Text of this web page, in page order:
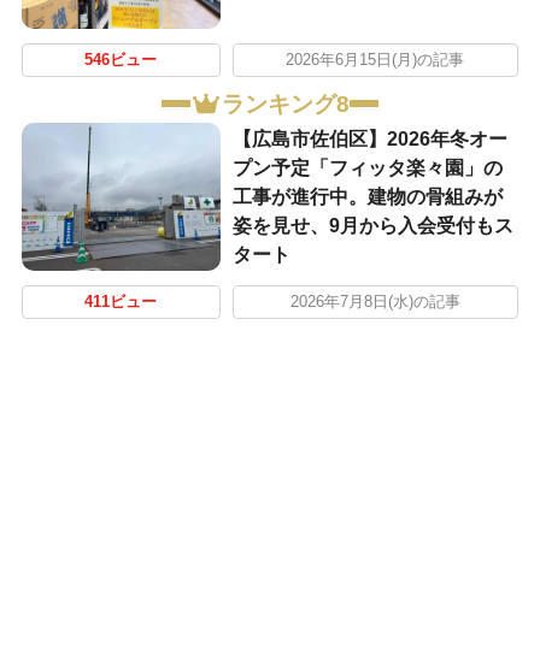
546ビュー 2026年6月15日(月)の記事
ランキング8
【広島市佐伯区】2026年冬オー
プン予定「フィッタ楽々園」の
工事が進行中。建物の骨組みが
姿を見せ、9月から入会受付もス
タート
411ビュー 2026年7月8日(水)の記事